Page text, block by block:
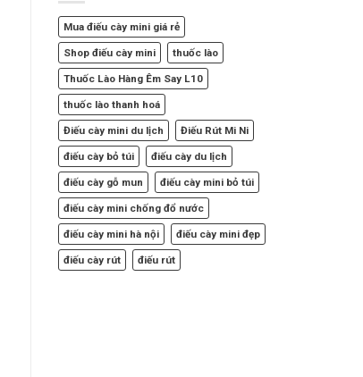
Mua điếu cày mini giá rẻ
Shop điếu cày mini thuốc lào
Thuốc Lào Hàng Êm Say L10
thuốc lào thanh hoá
Điếu cày mini du lịch Điếu Rút Mi Ni
điếu cày bỏ túi điếu cày du lịch
điếu cày gỗ mun điếu cày mini bỏ túi
điếu cày mini chống đổ nước
điếu cày mini hà nội điếu cày mini đẹp
điếu cày rút điếu rút